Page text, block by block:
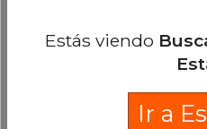
36,21 €
Vida Y Milagros de la
Crónica En México
Estás viendo
Ir a